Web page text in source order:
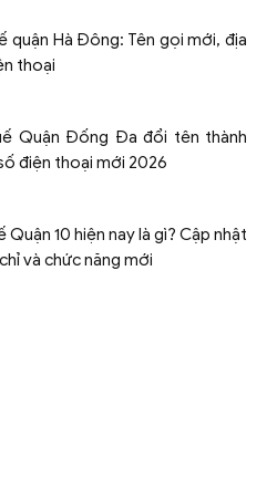
quận Hà Đông: Tên gọi mới, địa
thoại
Quận Đống Đa đổi tên thành
điện thoại mới 2026
Quận 10 hiện nay là gì? Cập nhật
và chức năng mới